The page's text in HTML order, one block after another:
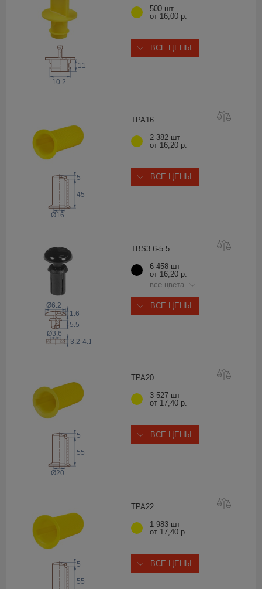
11
10.2
500 шт
от 16,00 р.
ВСЕ ЦЕНЫ
TPA16
45
5
Ø16
2 382 шт
от 16,20 р.
ВСЕ ЦЕНЫ
TBS3.6-5.5
Ø3.6
3.2-4.1
1.6
5.5
Ø6.2
6 458 шт
от 16,20 р.
все цвета
ВСЕ ЦЕНЫ
TPA20
55
5
Ø20
3 527 шт
от 17,40 р.
ВСЕ ЦЕНЫ
TPA22
55
5
1 983 шт
от 17,40 р.
ВСЕ ЦЕНЫ